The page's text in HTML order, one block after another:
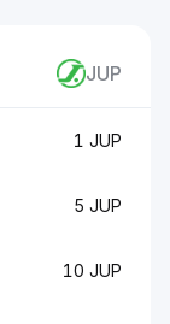
JUP
1 JUP
5 JUP
10 JUP